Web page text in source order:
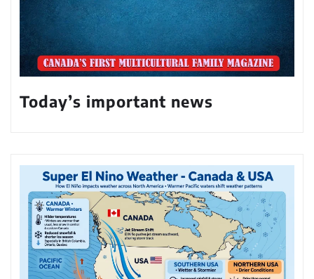
Today’s important news